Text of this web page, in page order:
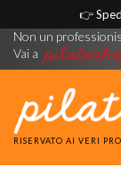
👉
Non un
Vai a
RISERVATO AI VERI